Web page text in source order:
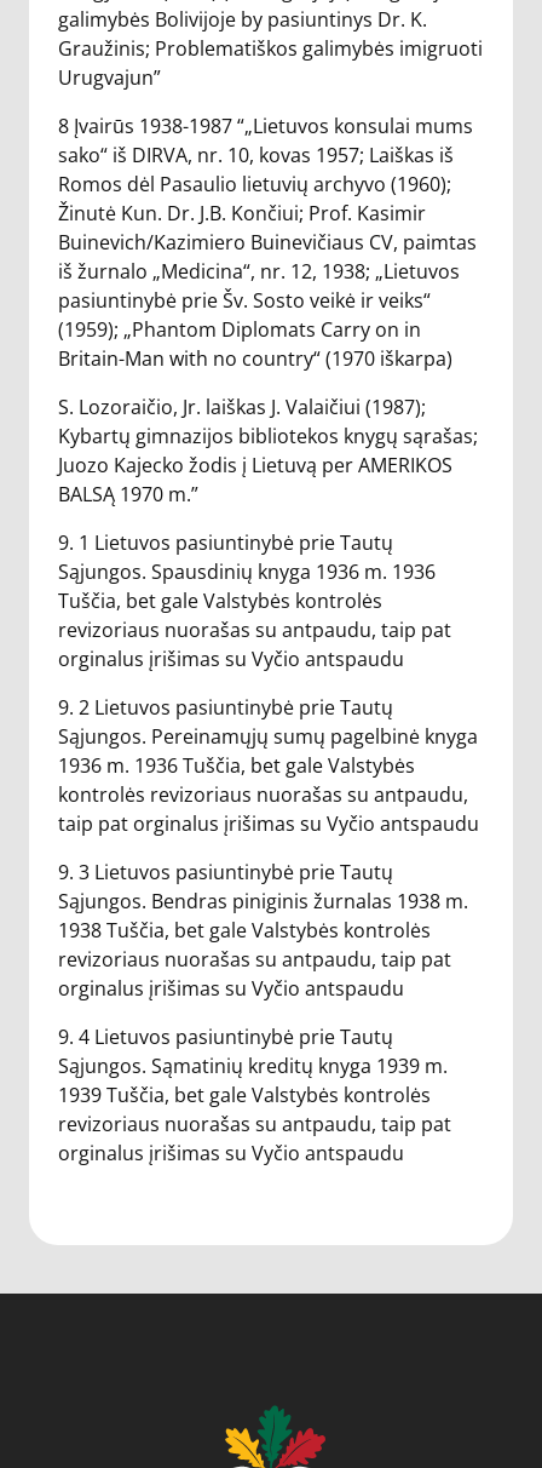
galimybės Bolivijoje by pasiuntinys Dr. K.
Graužinis; Problematiškos galimybės imigruoti
Urugvajun”
8 Įvairūs 1938-1987 “„Lietuvos konsulai mums
sako“ iš DIRVA, nr. 10, kovas 1957; Laiškas iš
Romos dėl Pasaulio lietuvių archyvo (1960);
Žinutė Kun. Dr. J.B. Končiui; Prof. Kasimir
Buinevich/Kazimiero Buinevičiaus CV, paimtas
iš žurnalo „Medicina“, nr. 12, 1938; „Lietuvos
pasiuntinybė prie Šv. Sosto veikė ir veiks“
(1959); „Phantom Diplomats Carry on in
Britain-Man with no country“ (1970 iškarpa)
S. Lozoraičio, Jr. laiškas J. Valaičiui (1987);
Kybartų gimnazijos bibliotekos knygų sąrašas;
Juozo Kajecko žodis į Lietuvą per AMERIKOS
BALSĄ 1970 m.”
9. 1 Lietuvos pasiuntinybė prie Tautų
Sąjungos. Spausdinių knyga 1936 m. 1936
Tuščia, bet gale Valstybės kontrolės
revizoriaus nuorašas su antpaudu, taip pat
orginalus įrišimas su Vyčio antspaudu
9. 2 Lietuvos pasiuntinybė prie Tautų
Sąjungos. Pereinamųjų sumų pagelbinė knyga
1936 m. 1936 Tuščia, bet gale Valstybės
kontrolės revizoriaus nuorašas su antpaudu,
taip pat orginalus įrišimas su Vyčio antspaudu
9. 3 Lietuvos pasiuntinybė prie Tautų
Sąjungos. Bendras piniginis žurnalas 1938 m.
1938 Tuščia, bet gale Valstybės kontrolės
revizoriaus nuorašas su antpaudu, taip pat
orginalus įrišimas su Vyčio antspaudu
9. 4 Lietuvos pasiuntinybė prie Tautų
Sąjungos. Sąmatinių kreditų knyga 1939 m.
1939 Tuščia, bet gale Valstybės kontrolės
revizoriaus nuorašas su antpaudu, taip pat
orginalus įrišimas su Vyčio antspaudu